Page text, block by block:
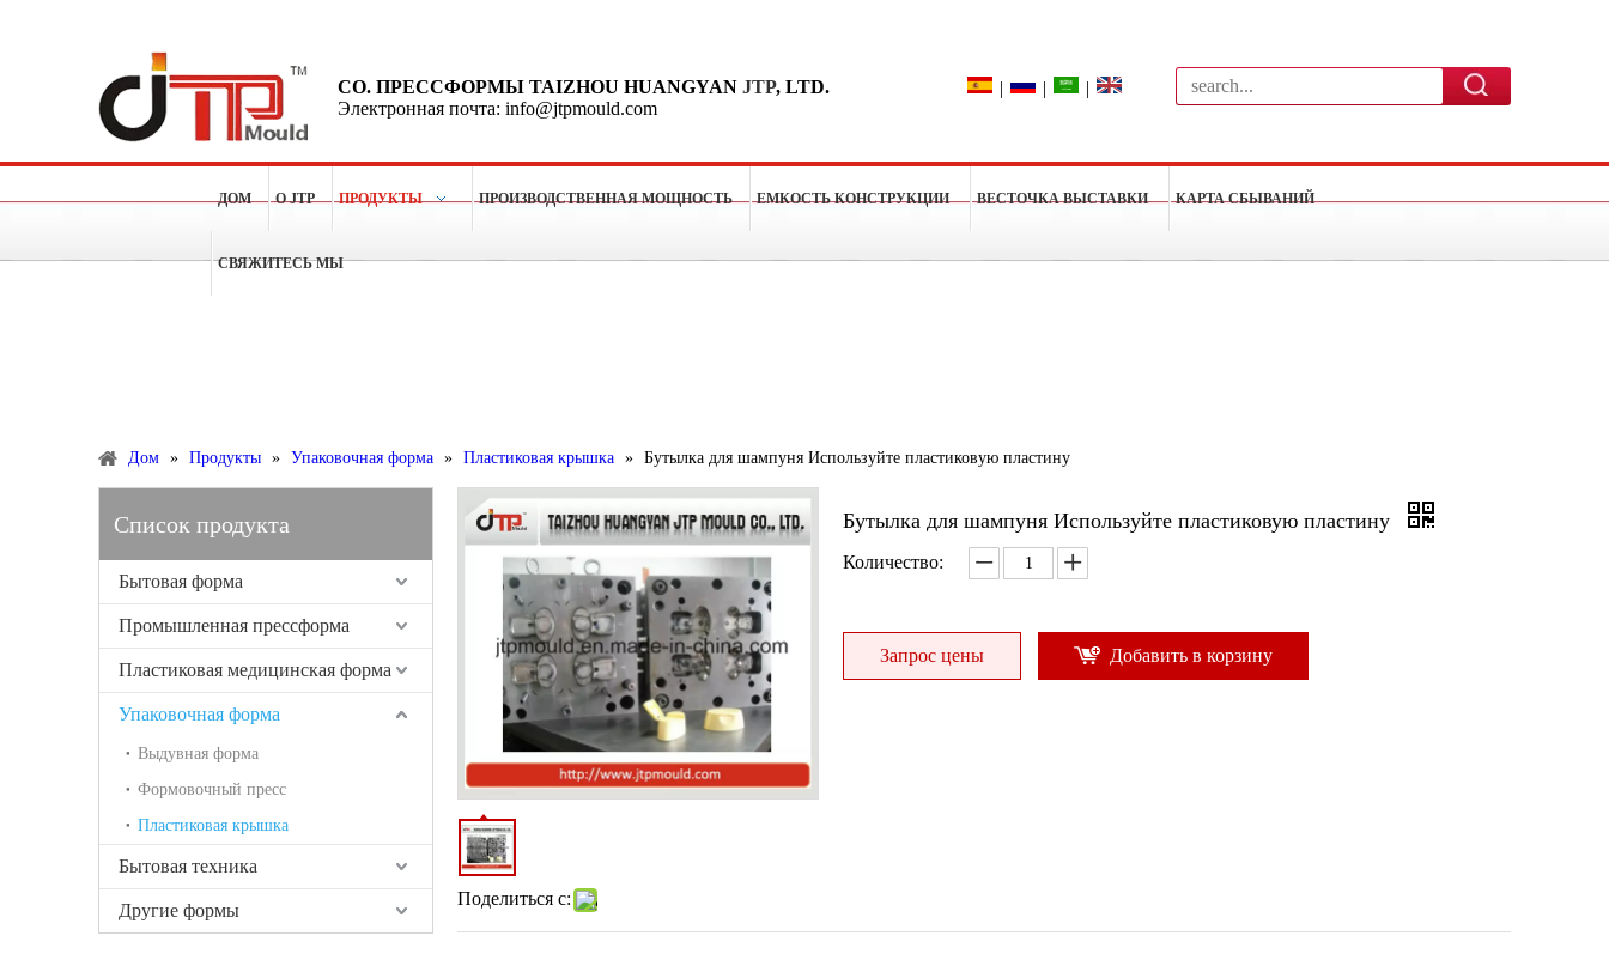
CO. ПРЕССФОРМЫ TAIZHOU HUANGYAN JTP, LTD.
Электронная почта: info@jtpmould.com
| | |
ДОМ О JTP ПРОДУКТЫ ПРОИЗВОДСТВЕННАЯ МОЩНОСТЬ ЕМКОСТЬ КОНСТРУКЦИИ ВЕСТОЧКА ВЫСТАВКИ КАРТА СБЫВАНИЙ
СВЯЖИТЕСЬ МЫ
Дом » Продукты » Упаковочная форма » Пластиковая крышка » Бутылка для шампуня Используйте пластиковую пластину
Список продукта
Бытовая форма
Промышленная прессформа
Пластиковая медицинская форма
Упаковочная форма
Выдувная форма
Формовочный пресс
Пластиковая крышка
Бытовая техника
Другие формы
Поделиться с:
Бутылка для шампуня Используйте пластиковую пластину
Количество:
Запрос цены Добавить в корзину